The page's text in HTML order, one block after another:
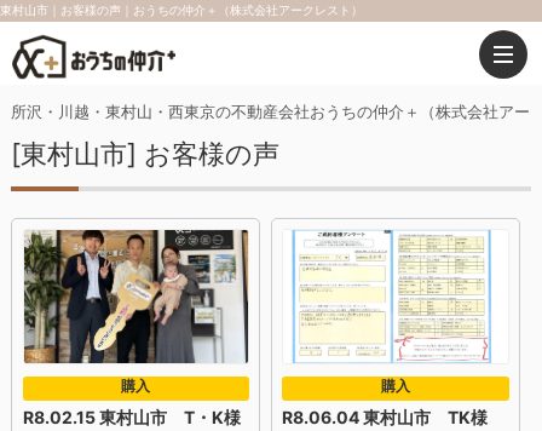
東村山市｜お客様の声｜おうちの仲介＋（株式会社アークレスト）
所沢・川越・東村山・西東京の不動産会社おうちの仲介＋（株式会社アー
[東村山市] お客様の声
購入
R8.02.15 東村山市 T・K様
購入
R8.06.04 東村山市 TK様